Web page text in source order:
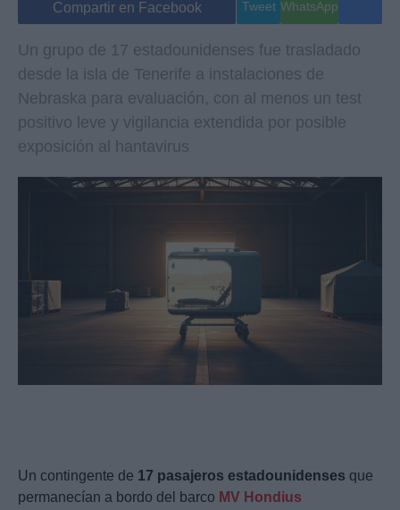
Compartir en Facebook Tweet WhatsApp
Un grupo de 17 estadounidenses fue trasladado
desde la isla de Tenerife a instalaciones de
Nebraska para evaluación, con al menos un test
positivo leve y vigilancia extendida por posible
exposición al hantavirus
Un contingente de 17 pasajeros estadounidenses que
permanecían a bordo del barco MV Hondius